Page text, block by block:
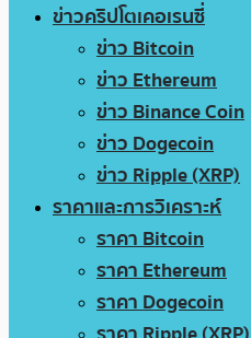
ข่าวคริปโตเคอเรนซี่
ข่าว Bitcoin
ข่าว Ethereum
ข่าว Binance Coin
ข่าว Dogecoin
ข่าว Ripple (XRP)
ราคาและการวิเคราะห์
ราคา Bitcoin
ราคา Ethereum
ราคา Dogecoin